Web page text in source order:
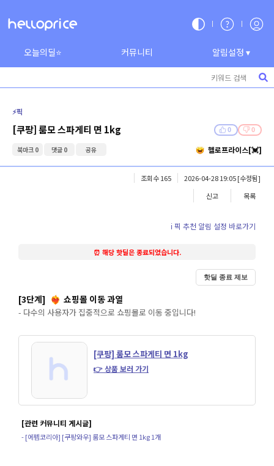
오늘의딜⭐ 커뮤니티 알림설정 ▾
⚡️픽
[쿠팡] 룸모 스파게티 면 1kg 0 0
북마크 0 댓글 0 공유 헬로프라이스[💓]
조회수 165 2026-04-28 19:05[수정됨]
신고
목록
ℹ️ 픽 추천 알림 설정 바로가기
⏰ 해당 핫딜은 종료되었습니다.
핫딜 종료 제보
[3단계] ❤️‍🔥 쇼핑몰 이동 과열
- 다수의 사용자가 집중적으로 쇼핑몰로 이동 중입니다!
[쿠팡] 룸모 스파게티 면 1kg
👉 상품 보러 가기
[관련 커뮤니티 게시글]
- [에펨코리아] [쿠팡와우] 룸모 스파게티 면 1kg 1개